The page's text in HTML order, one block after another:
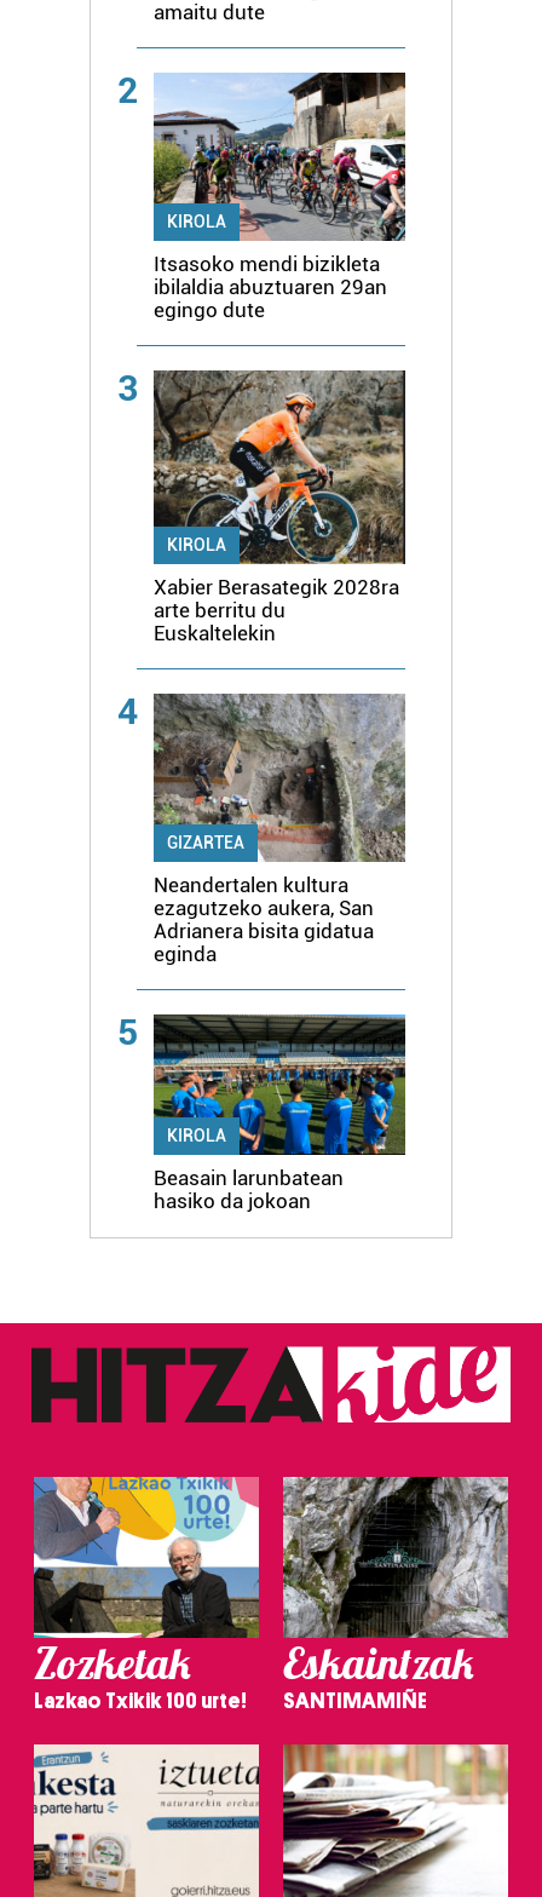
amaitu dute
2
KIROLA
Itsasoko mendi bizikleta
ibilaldia abuztuaren 29an
egingo dute
3
KIROLA
Xabier Berasategik 2028ra
arte berritu du
Euskaltelekin
4
GIZARTEA
Neandertalen kultura
ezagutzeko aukera, San
Adrianera bisita gidatua
eginda
5
KIROLA
Beasain larunbatean
hasiko da jokoan
Zozketak
Lazkao Txikik 100 urte!
Eskaintzak
SANTIMAMIÑE